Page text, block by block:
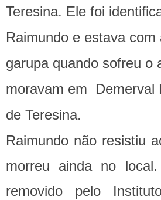
Teresina. Ele foi
Raimundo e estava com
garupa quando sofreu o
moravam em Demerval
de Teresina.
Raimundo não resistiu
morreu ainda no
removido pelo